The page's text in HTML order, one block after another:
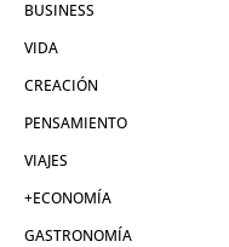
BUSINESS
VIDA
CREACIÓN
PENSAMIENTO
VIAJES
+ECONOMÍA
GASTRONOMÍA